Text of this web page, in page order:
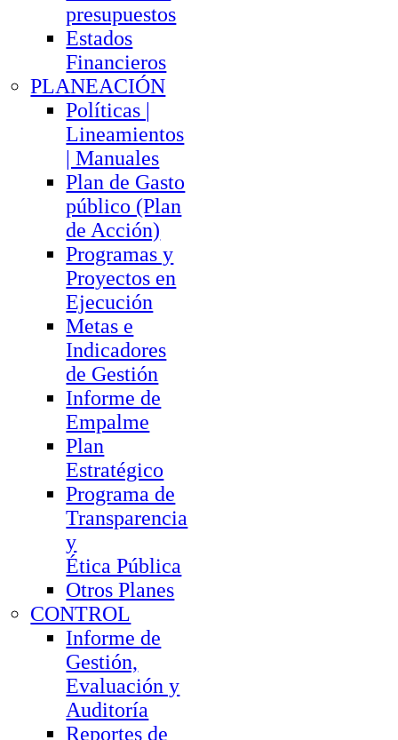
presupuestos
Estados
Financieros
PLANEACIÓN
Políticas |
Lineamientos
| Manuales
Plan de Gasto
público (Plan
de Acción)
Programas y
Proyectos en
Ejecución
Metas e
Indicadores
de Gestión
Informe de
Empalme
Plan
Estratégico
Programa de
Transparencia
y
Ética Pública
Otros Planes
CONTROL
Informe de
Gestión,
Evaluación y
Auditoría
Reportes de